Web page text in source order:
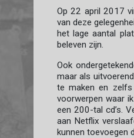
Op 22 april 2017
van deze
het lage aantal
beleven zijn.
Ook
maar als
te maken en
voorwerpen waar
een 200-tal cd’s.
aan Netflix
kunnen toevoegen